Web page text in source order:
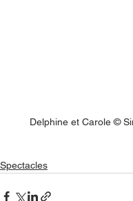
Delphine et Carole ©
Spectacles